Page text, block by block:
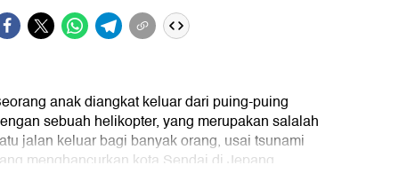
anak diangkat keluar dari puing-puing
sebuah helikopter, yang merupakan salalah
jalan keluar bagi banyak orang, usai tsunami
menghancurkan kota Sendai di Jepang.